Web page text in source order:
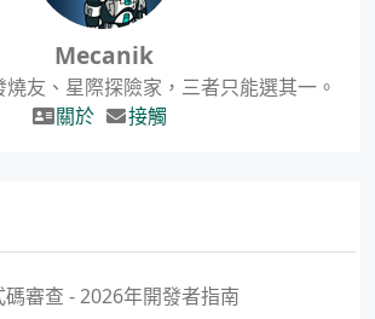
Mecanik
友、星際探險家，三者只能選其一。
關於
接觸
審查 - 2026年開發者指南